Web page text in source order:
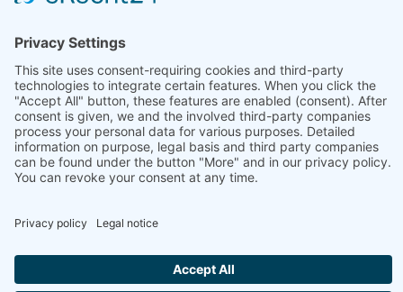
Hohe Straße 11
04107 Leipzig
Tel.: +49 341 22 54 13 50
info@steinbeis-mediation.com
Mediation
Training and further education offers